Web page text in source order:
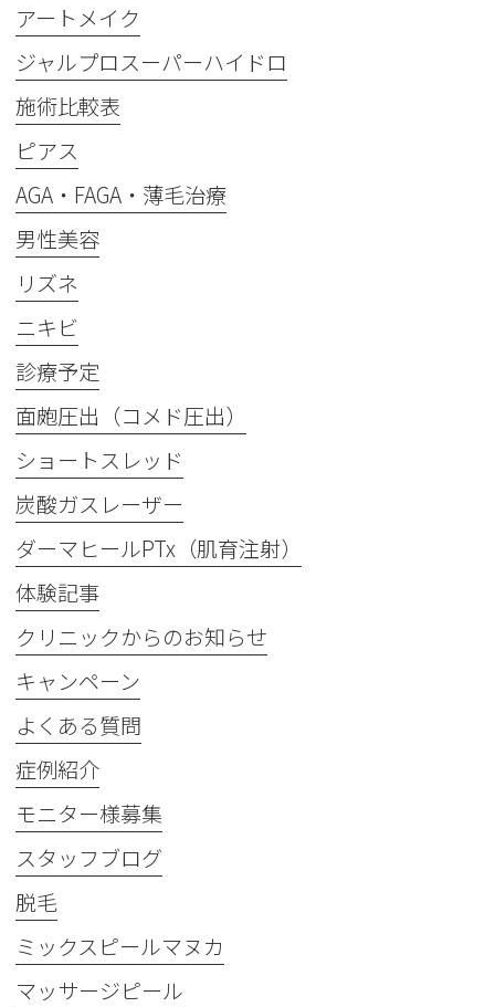
アートメイク
ジャルプロスーパーハイドロ
施術比較表
ピアス
AGA・FAGA・薄毛治療
男性美容
リズネ
ニキビ
診療予定
面皰圧出（コメド圧出）
ショートスレッド
炭酸ガスレーザー
ダーマヒールPTx（肌育注射）
体験記事
クリニックからのお知らせ
キャンペーン
よくある質問
症例紹介
モニター様募集
スタッフブログ
脱毛
ミックスピールマヌカ
マッサージピール